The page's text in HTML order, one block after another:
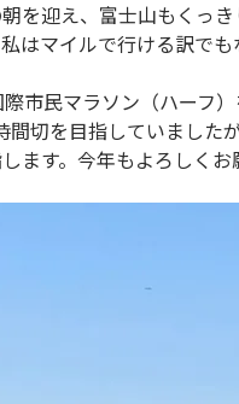
を迎え、富士山もくっ
はマイルで行ける訳で
市民マラソン（ハーフ
間切を目指していました
ます。今年もよろしくお